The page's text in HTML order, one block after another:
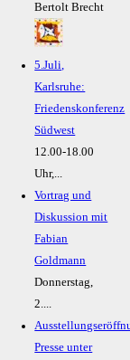
Bertolt Brecht
5.Juli,
Karlsruhe:
Friedenskonferenz
Südwest
12.00-18.00
Uhr,...
Vortrag und
Diskussion mit
Fabian
Goldmann
Donnerstag,
2....
Presse unter